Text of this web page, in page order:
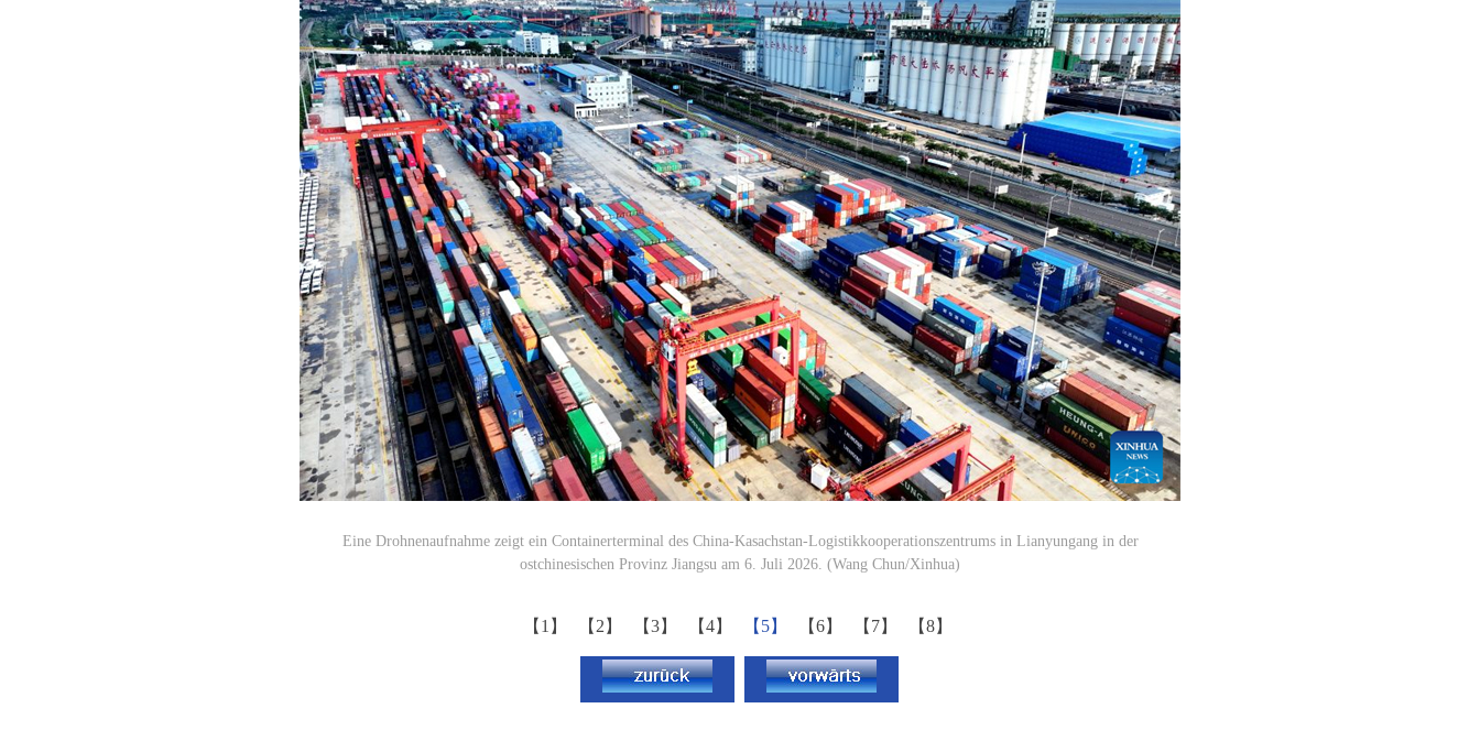
Eine Drohnenaufnahme zeigt ein Containerterminal des China-Kasachstan-Logistikkooperationszentrums in Lianyungang in der
ostchinesischen Provinz Jiangsu am 6. Juli 2026. (Wang Chun/Xinhua)
【1】 【2】 【3】 【4】 【5】 【6】 【7】 【8】